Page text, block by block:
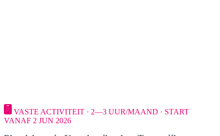
VASTE ACTIVITEIT · 2—3 UUR/MAAND · START
VANAF 2 JUN 2026